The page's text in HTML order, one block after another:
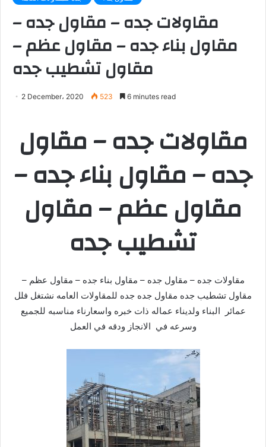
مقاولات جده – مقاول جده –
مقاول بناء جده – مقاول عظم –
مقاول تشطيب جده
2 December، 2020 523 6 minutes read
مقاولات جده – مقاول
جده – مقاول بناء جده –
مقاول عظم – مقاول
تشطيب جده
مقاولات جده – مقاول جده – مقاول بناء جده – مقاول عظم –
مقاول تشطيب جده مقاول جده جده للمقاولات العامه نشتغل فلل
عمائر البناء ولديناء عماله ذات خبره واسعارناء مناسبه للجميع
وسرعه في الانجاز ودقه في العمل